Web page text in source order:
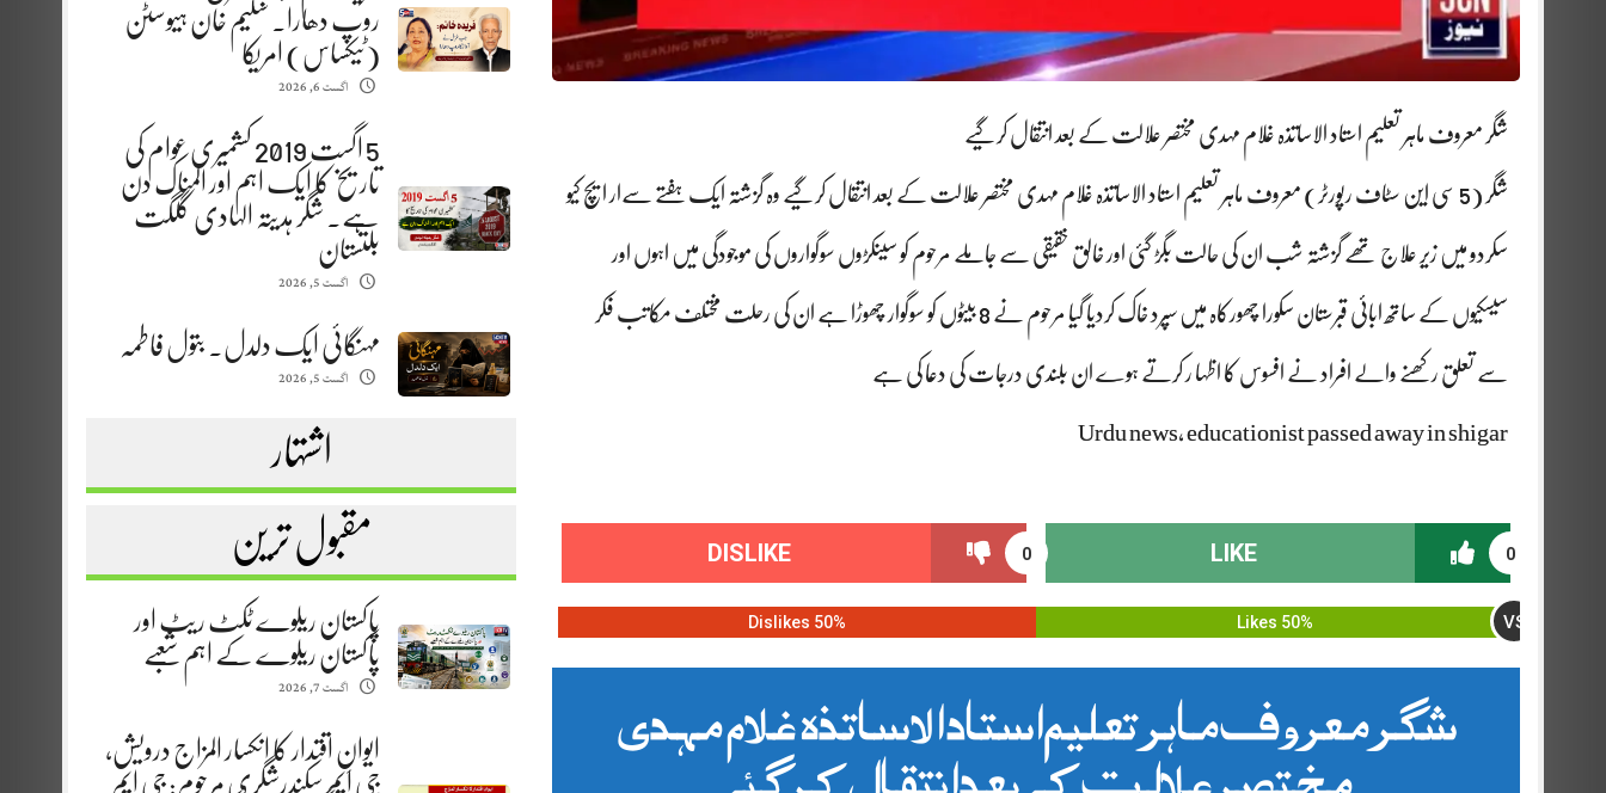
روپ دھارا. سلیم خان ہیوسٹن
(ٹیکساس) امریکا
اگست 6, 2026
5 اگست 2019 کشمیری عوام کی
تاریخ کا ایک اہم اور المناک دن
ہے. شگر ہدیتہ الہادی گلگت
بلتستان
اگست 5, 2026
مہنگائی ایک دلدل. بتول فاطمہ
اگست 5, 2026
اشتہار
مقبول ترین
پاکستان ریلوے ٹکٹ ریٹ اور
پاکستان ریلوے کے اہم شعبے
اگست 7, 2026
ایوانِ اقتدار کا انکسار المزاج درویش،
جی ایم سکندرشگری مرحوم: جی ایم
شگر معروف ماہر تعلیم استاد الاساتذہ غلام مہدی مختصر علالت کے بعد انتقال کرگیے
شگر (5 سی این سٹاف رپورٹر) معروف ماہر تعلیم استاد الاساتذہ غلام مہدی مختصر علالت کے بعد انتقال کرگیے وہ گزشتہ ایک ہفتے سےار ایچ کیو
سکردو میں زیر علاج تھے گزشتہ شب ان کی حالت بگڑ گئی اور خالق خقیقی سے جاملے مرحوم کو سینکڑوں سوگواروں کی موجودگی میں اہوں اور
سیسکیوں کے ساتھ ابائی قبرستان سکورا چھورکاہ میں سپرد خاک کردیا گیا مرحوم نے 8 بیٹوں کو سوگوار چھوڑا ہے ان کی رحلت مختلف مکاتب فکر
سے تعلق رکھنے والے افراد نے افسوس کا اظہا ر کرتے ہوے ان بلندی درجات کی دعا کی ہے
Urdu news, educationist passed away in shigar
0
LIKE
0
DISLIKE
50% Likes VS
50% Dislikes
شگر معروف ماہر تعلیم استاد الاساتذہ غلام مہدی
مختصر علالت کے بعد انتقال کر گئے